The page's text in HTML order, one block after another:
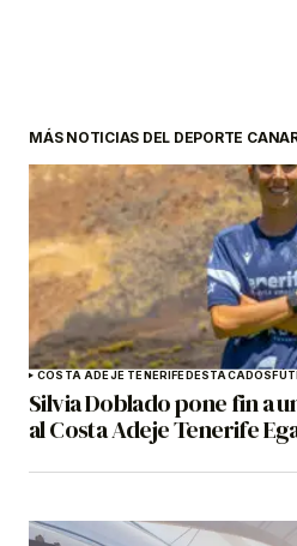
MÁS NOTICIAS DEL DEPORTE
COSTA ADEJE TENERIFEDESTACADOS
Silvia Doblado pone fin a
al Costa Adeje Tenerife